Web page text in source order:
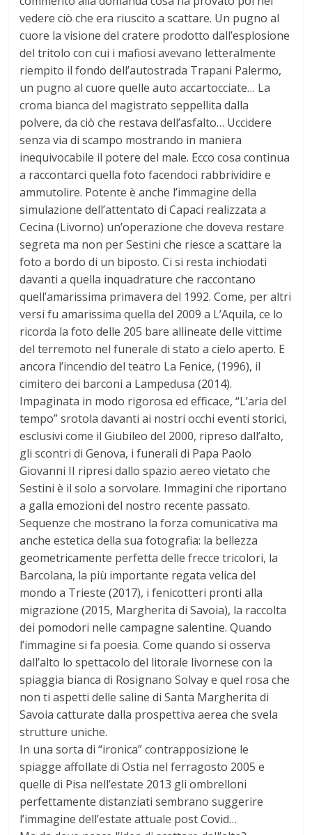
vedere ciò che era riuscito a scattare. Un pugno al
cuore la visione del cratere prodotto dall’esplosione
del tritolo con cui i mafiosi avevano letteralmente
riempito il fondo dell’autostrada Trapani Palermo,
un pugno al cuore quelle auto accartocciate… La
croma bianca del magistrato seppellita dalla
polvere, da ciò che restava dell’asfalto… Uccidere
senza via di scampo mostrando in maniera
inequivocabile il potere del male. Ecco cosa continua
a raccontarci quella foto facendoci rabbrividire e
ammutolire. Potente è anche l’immagine della
simulazione dell’attentato di Capaci realizzata a
Cecina (Livorno) un’operazione che doveva restare
segreta ma non per Sestini che riesce a scattare la
foto a bordo di un biposto. Ci si resta inchiodati
davanti a quella inquadrature che raccontano
quell’amarissima primavera del 1992. Come, per altri
versi fu amarissima quella del 2009 a L’Aquila, ce lo
ricorda la foto delle 205 bare allineate delle vittime
del terremoto nel funerale di stato a cielo aperto. E
ancora l’incendio del teatro La Fenice, (1996), il
cimitero dei barconi a Lampedusa (2014).
Impaginata in modo rigorosa ed efficace, “L’aria del
tempo” srotola davanti ai nostri occhi eventi storici,
esclusivi come il Giubileo del 2000, ripreso dall’alto,
gli scontri di Genova, i funerali di Papa Paolo
Giovanni II ripresi dallo spazio aereo vietato che
Sestini è il solo a sorvolare. Immagini che riportano
a galla emozioni del nostro recente passato.
Sequenze che mostrano la forza comunicativa ma
anche estetica della sua fotografia: la bellezza
geometricamente perfetta delle frecce tricolori, la
Barcolana, la più importante regata velica del
mondo a Trieste (2017), i fenicotteri pronti alla
migrazione (2015, Margherita di Savoia), la raccolta
dei pomodori nelle campagne salentine. Quando
l’immagine si fa poesia. Come quando si osserva
dall’alto lo spettacolo del litorale livornese con la
spiaggia bianca di Rosignano Solvay e quel rosa che
non ti aspetti delle saline di Santa Margherita di
Savoia catturate dalla prospettiva aerea che svela
strutture uniche.
In una sorta di “ironica” contrapposizione le
spiagge affollate di Ostia nel ferragosto 2005 e
quelle di Pisa nell’estate 2013 gli ombrelloni
perfettamente distanziati sembrano suggerire
l’immagine dell’estate attuale post Covid…